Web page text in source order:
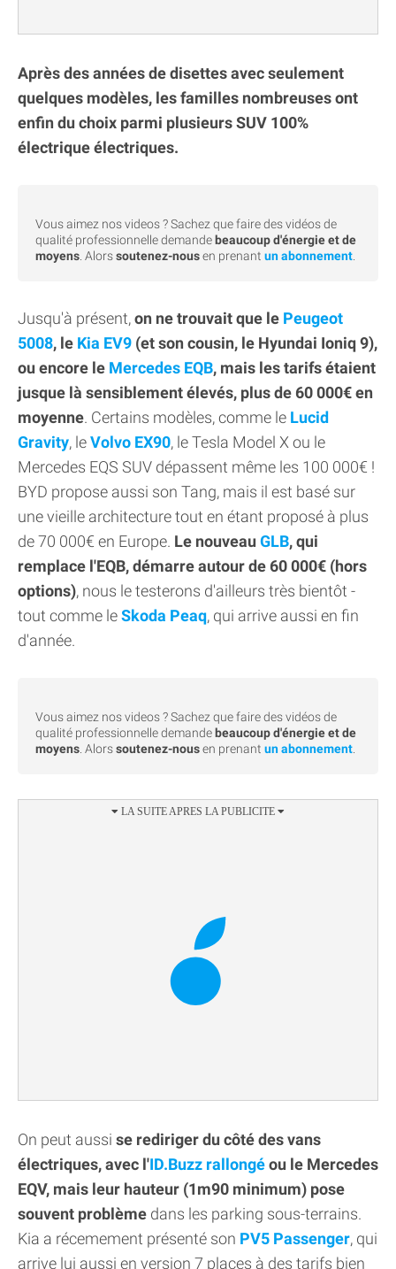
Après des années de disettes avec seulement
quelques modèles, les familles nombreuses ont
enfin du choix parmi plusieurs SUV 100%
électrique électriques.
Vous aimez nos videos ? Sachez que faire des vidéos de
qualité professionnelle demande beaucoup d'énergie et de
moyens . Alorssoutenez-nousen prenant un abonnement
Jusqu'à présent,on ne trouvait que le Peugeot
5008, le Kia EV9 (et son cousin, le Hyundai Ioniq 9),
ou encore le Mercedes EQB, mais les tarifs étaient
jusque là sensiblement élevés, plus de 60 000€ en
moyenne. Certains modèles, comme le Lucid
Gravity, leVolvo EX90, le Tesla Model X ou le
Mercedes EQS SUV dépassent même les 100 000€ !
BYD propose aussi son Tang, mais il est basé sur
une vieille architecture tout en étant proposé à plus
de 70 000€ en Europe. Le nouveau GLB, qui
remplace l'EQB, démarre autour de 60 000€ (hors
options), nous le testerons d'ailleurs très bientôt -
tout comme leSkoda Peaq, qui arrive aussi en fin
d'année.
Vous aimez nos videos ? Sachez que faire des vidéos de
qualité professionnelle demande beaucoup d'énergie et de
moyens . Alorssoutenez-nousen prenant un abonnement
On peut aussi se rediriger du côté des vans
électriques, avec l'ID.Buzz rallongéou le Mercedes
EQV, mais leur hauteur (1m90 minimum) pose
souvent problème dans les parking sous-terrains.
Kia a récemement présenté son PV5 Passenger, qui
arrive lui aussi en version 7 places à des tarifs bien